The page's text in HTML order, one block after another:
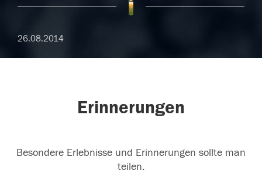
26.08.2014
Erinnerungen
Besondere Erlebnisse und Erinnerungen sollte man
teilen.